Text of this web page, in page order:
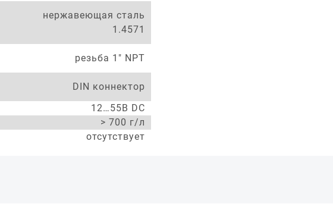
нержавеющая сталь
1.4571
резьба 1" NPT
DIN коннектор
12…55В DC
> 700 г/л
отсутствует